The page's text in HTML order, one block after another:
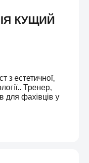
КУЩИЙ
з естетичної,
Тренер,
для фахівців у